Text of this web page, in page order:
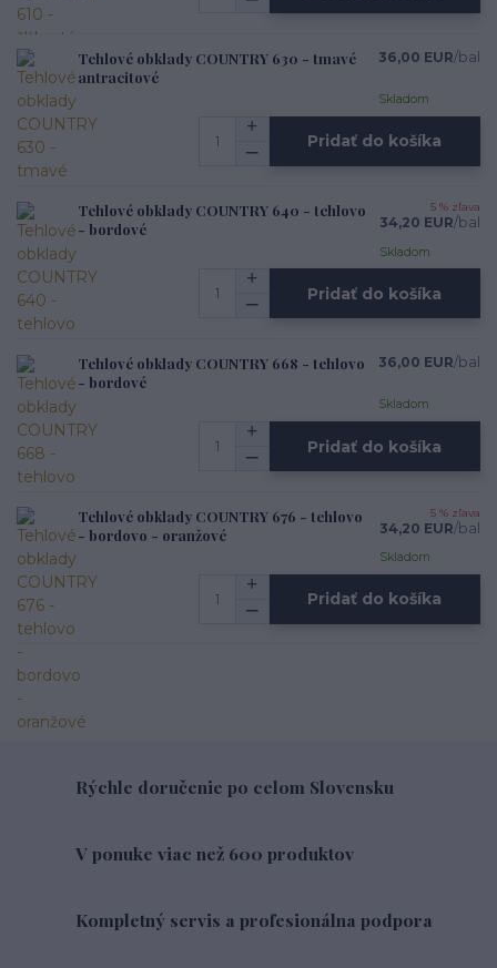
Tehlové obklady COUNTRY 630 - tmavé
antracitové
36,00 EUR/bal
Skladom
Pridať do košíka
Tehlové obklady COUNTRY 640 - tehlovo
- bordové
5 % zľava
34,20 EUR/bal
Skladom
Pridať do košíka
Tehlové obklady COUNTRY 668 - tehlovo
- bordové
36,00 EUR/bal
Skladom
Pridať do košíka
Tehlové obklady COUNTRY 676 - tehlovo
- bordovo - oranžové
5 % zľava
34,20 EUR/bal
Skladom
Pridať do košíka
Rýchle doručenie po celom Slovensku
V ponuke viac než 600 produktov
Kompletný servis a profesionálna podpora